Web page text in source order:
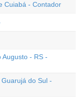
Cuiabá - Contador
Augusto - RS -
do Sul -